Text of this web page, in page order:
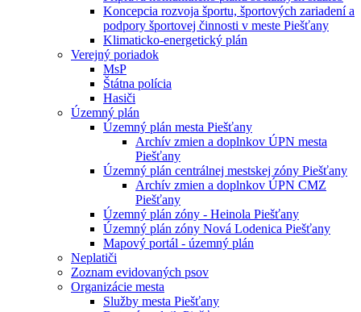
Koncepcia rozvoja športu, športových zariadení a
podpory športovej činnosti v meste Piešťany
Klimaticko-energetický plán
Verejný poriadok
MsP
Štátna polícia
Hasiči
Územný plán
Územný plán mesta Piešťany
Archív zmien a doplnkov ÚPN mesta
Piešťany
Územný plán centrálnej mestskej zóny Piešťany
Archív zmien a doplnkov ÚPN CMZ
Piešťany
Územný plán zóny - Heinola Piešťany
Územný plán zóny Nová Lodenica Piešťany
Mapový portál - územný plán
Neplatiči
Zoznam evidovaných psov
Organizácie mesta
Služby mesta Piešťany